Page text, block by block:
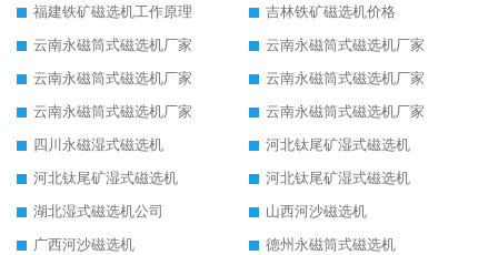
福建铁矿磁选机工作原理
吉林铁矿磁选机价格
云南永磁筒式磁选机厂家
云南永磁筒式磁选机厂家
云南永磁筒式磁选机厂家
云南永磁筒式磁选机厂家
云南永磁筒式磁选机厂家
云南永磁筒式磁选机厂家
四川永磁湿式磁选机
河北钛尾矿湿式磁选机
河北钛尾矿湿式磁选机
河北钛尾矿湿式磁选机
湖北湿式磁选机公司
山西河沙磁选机
广西河沙磁选机
德州永磁筒式磁选机